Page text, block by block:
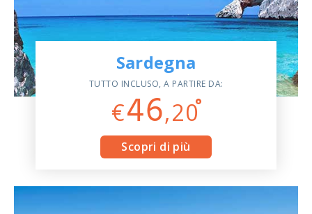
AssistenzaOnline
02 76028132
Sardegna
TUTTO INCLUSO, A PARTIRE DA:
€46,20
Scopri di più